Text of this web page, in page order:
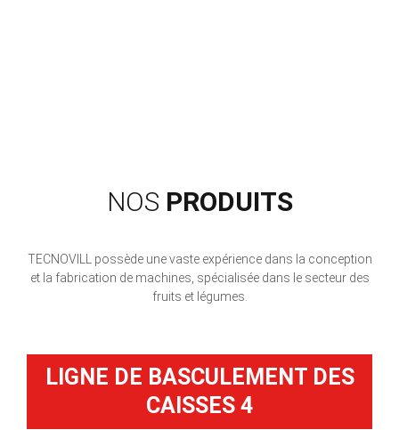
NOS PRODUITS
TECNOVILL possède une vaste expérience dans la conception
et la fabrication de machines, spécialisée dans le secteur des
fruits et légumes.
LIGNE DE BASCULEMENT DES
CAISSES 4